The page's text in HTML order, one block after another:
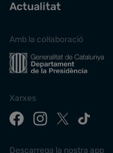
Actualitat
Amb la col·laboració
Xarxes
Descarrega la nostra app